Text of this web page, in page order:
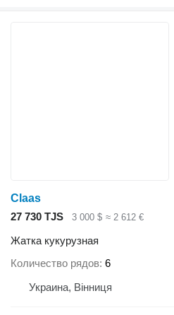
Claas
27 730 TJS
3 000 $ ≈ 2 612 €
Жатка кукурузная
Количество рядов 6
Украина, Вінниця